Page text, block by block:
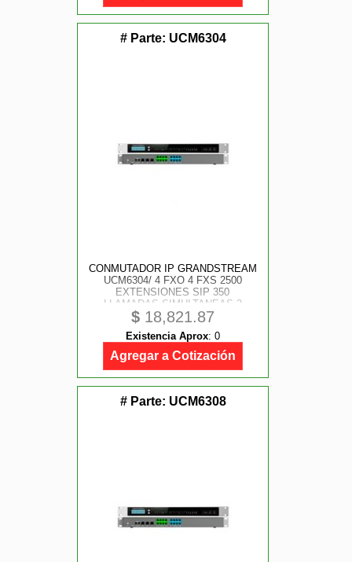
# Parte: UCM6304
CONMUTADOR IP GRANDSTREAM
UCM6304/ 4 FXO 4 FXS 2500
EXTENSIONES SIP 350
LLAMADAS SIMULTANEAS 3
PUERTO GIGABIT MONTAJE EN
RACK Y ESCRITORIO
COMPATIBLE CON GDMS
REMOTE CONNET WAVE
$ 18,821.87
Existencia Aprox: 0
Agregar a Cotización
# Parte: UCM6308